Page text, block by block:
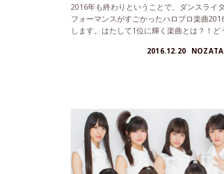
2016年も終わりということで、ダンスライ
フォーマンスがすごかったハロプロ楽曲
します。はたして1位に輝く楽曲とは？！ど
2016.12.20